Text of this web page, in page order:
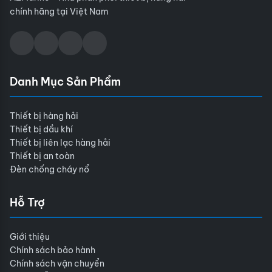
chính hãng tại Việt Nam
Danh Mục Sản Phẩm
Thiết bị hàng hải
Thiết bị dầu khí
Thiết bị liên lạc hàng hải
Thiết bị an toàn
Đèn chống cháy nổ
Hỗ Trợ
Giới thiệu
Chính sách bảo hành
Chính sách vận chuyển